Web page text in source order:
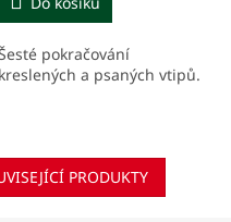
pokračování
kreslených a psaných vtipů.
PRODUKTY